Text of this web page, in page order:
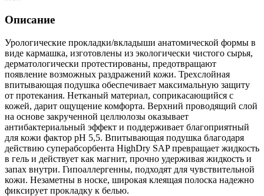
Описание
Урологические прокладки/вкладыши анатомической формы в
виде кармашка, изготовлены из экологически чистого сырья,
дерматологически протестированы, предотвращают
появление возможных раздражений кожи. Трехслойная
впитывающая подушка обеспечивает максимальную защиту
от протекания. Нетканый материал, соприкасающийся с
кожей, дарит ощущение комфорта. Верхний проводящий слой
на основе закрученной целлюлозы оказывает
антибактериальный эффект и поддерживает благоприятный
для кожи фактор рН 5,5. Впитывающая подушка благодаря
действию суперабсорбента HighDry SAP превращает жидкость
в гель и действует как магнит, прочно удерживая жидкость и
запах внутри. Гипоаллергенны, подходят для чувствительной
кожи. Незаметны в носке, широкая клеящая полоска надежно
фиксирует прокладку к белью.